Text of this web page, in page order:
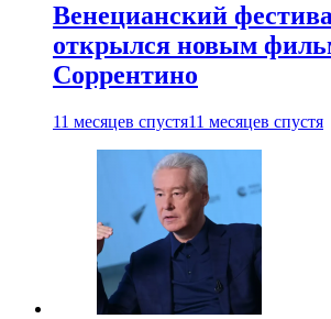
Венецианский
открылся новым
Соррентино
11 месяцев спустя11 месяцев спустя